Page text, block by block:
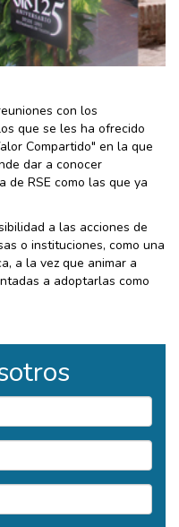
con los
que se les ha ofrecido
Compartido" en la que
dar a conocer
de RSE como las que ya
a las acciones de
o instituciones, como una
a la vez que animar a
a adoptarlas como